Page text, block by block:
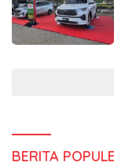
BERITA